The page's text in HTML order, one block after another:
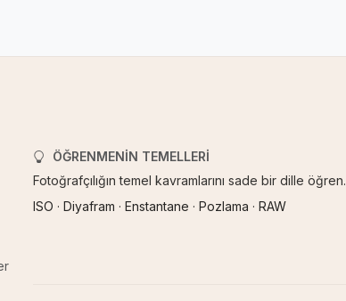
ÖĞRENMENIN TEMELLERI
Fotoğrafçılığın temel kavramlarını sade bir dille öğren.
ISO · Diyafram · Enstantane · Pozlama · RAW